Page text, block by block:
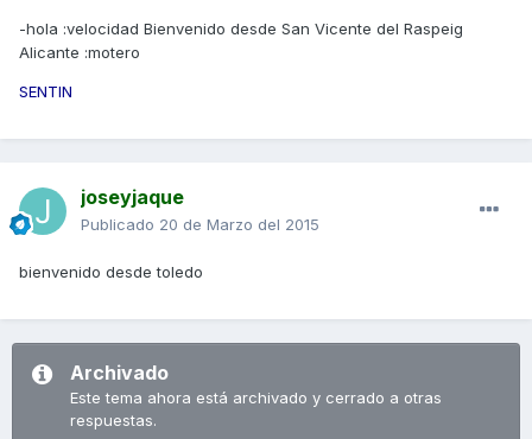
-hola :velocidad Bienvenido desde San Vicente del Raspeig
Alicante :motero
SENTIN
joseyjaque
Publicado 20 de Marzo del 2015
bienvenido desde toledo
Archivado
Este tema ahora está archivado y cerrado a otras
respuestas.